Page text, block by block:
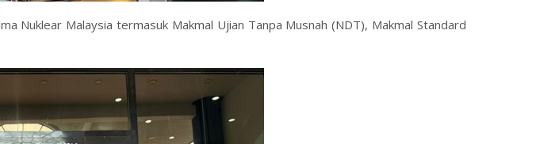
Nuklear Malaysia termasuk Makmal Ujian Tanpa Musnah (NDT), Makmal Standard